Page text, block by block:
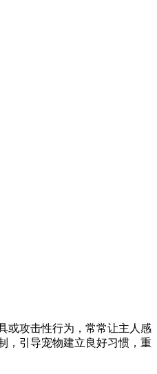
或攻击性行为，常常让主人感
，引导宠物建立良好习惯，重